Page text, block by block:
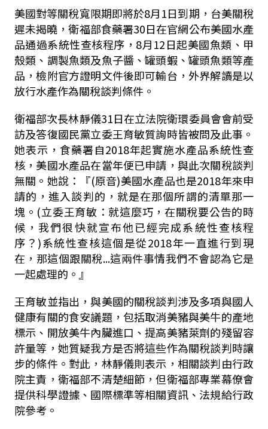
美國對等關稅寬限期即將於8月1日到期，台美關稅
遲未揭曉，衛福部食藥署30日在官網公布美國水產
品通過系統性查核程序，8月12日起美國魚類、甲
殼類、調製魚類及魚子醬、罐頭蝦、罐頭魚類等產
品，檢附官方證明文件後即可輸台，外界解讀是以
放行水產作為關稅談判條件。
衛福部次長林靜儀31日在立法院衛環委員會會前受
訪及答復國民黨立委王育敏質詢時皆被問及此事。
她表示，食藥署自2018年起實施水產品系統性查
核，美國水產品在當年便已申請，與此次關稅談判
無關。她說：『(原音)美國水產品也是2018年來申
請的，進入談判的，就是在那個所謂的清單那一
塊。 (立委王育敏：就這麼巧，在關稅要公告的時
候，我們很快就宣布他已經完成系統性查核程
序？ )系統性查核這個是從2018年一直進行到現
在，那這個跟關稅...這兩件事情我們不會認為它是
一起處理的。』
王育敏並指出，與美國的關稅談判涉及多項與國人
健康有關的食安議題，包括取消美豬與美牛的產地
標示、開放美牛內臟進口、提高美豬萊劑的殘留容
許量等，她質疑我方是否將這些作為關稅談判時讓
步的條件。對此，林靜儀則表示，相關談判由行政
院主責，衛福部不清楚細節，但衛福部專業幕僚會
提供科學證據、國際標準等相關資訊、法規給行政
院參考。